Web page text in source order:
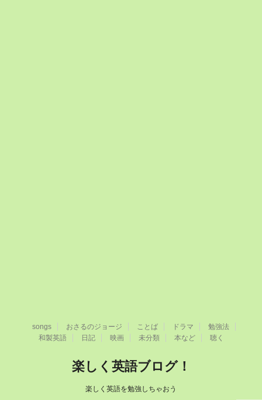
songs おさるのジョージ ことば ドラマ
勉強法
和製英語
日記 映画 未分類 本など 聴く
楽しく英語ブログ！
楽しく英語を勉強しちゃおう